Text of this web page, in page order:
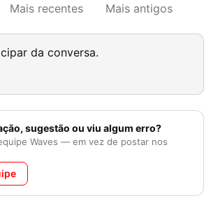
Mais recentes Mais antigos
da conversa.
sugestão ou viu algum erro?
Waves — em vez de postar nos